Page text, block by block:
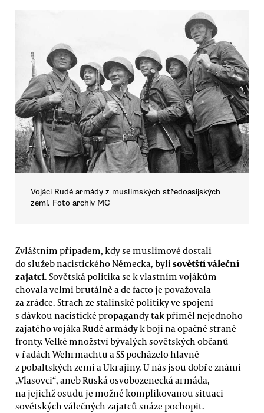
Vojáci Rudé armády z muslimských středoasijských
zemí. Foto archiv MČ
Zvláštním případem, kdy se muslimové dostali
do služeb nacistického Německa, bylisovětští váleční
zajatci. Sovětská politika se k vlastním vojákům
chovala velmi brutálně a de facto je považovala
za zrádce. Strach ze stalinské politiky ve spojení
s dávkou nacistické propagandy tak přiměl nejednoho
zajatého vojáka Rudé armády k boji na opačné straně
fronty. Velké množství bývalých sovětských občanů
v řadách Wehrmachtu a SS pocházelo hlavně
z pobaltských zemí a Ukrajiny. U nás jsou dobře známí
„Vlasovci“, aneb Ruská osvobozenecká armáda,
na jejichž osudu je možné komplikovanou situaci
sovětských válečných zajatců snáze pochopit.